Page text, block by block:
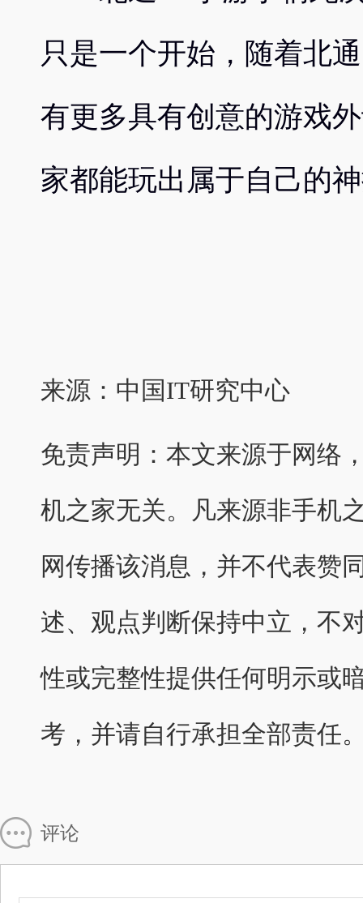
只是一个开始，随着北
有更多具有创意的游戏
家都能玩出属于自己的
来源：中国IT研究中心
免责声明：本文来源于网络
机之家无关。凡来源非手机
网传播该消息，并不代表赞
述、观点判断保持中立，不
性或完整性提供任何明示或
考，并请自行承担全部责任
评论